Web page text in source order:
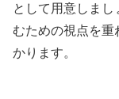
として用意しま
むための視点を重
かります。